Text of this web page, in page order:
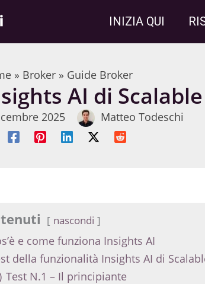
INIZIA QUI
» Broker » Guide Broker
AI di
2025 Matteo Todeschi
nascondi
e come funziona Insights AI
della funzionalità Insights AI di
Test N.1 – Il principiante